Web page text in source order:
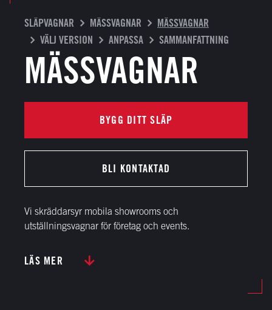
SLÄPVAGNAR MÄSSVAGNAR
MÄSSVAGNAR
VÄLJ VERSION
ANPASSA SAMMANFATTNING
MÄSSVAGNAR
BYGG DITT SLÄP
BLI KONTAKTAD
Vi skräddarsyr mobila showrooms och
utställningsvagnar för företag och events.
LÄS MER